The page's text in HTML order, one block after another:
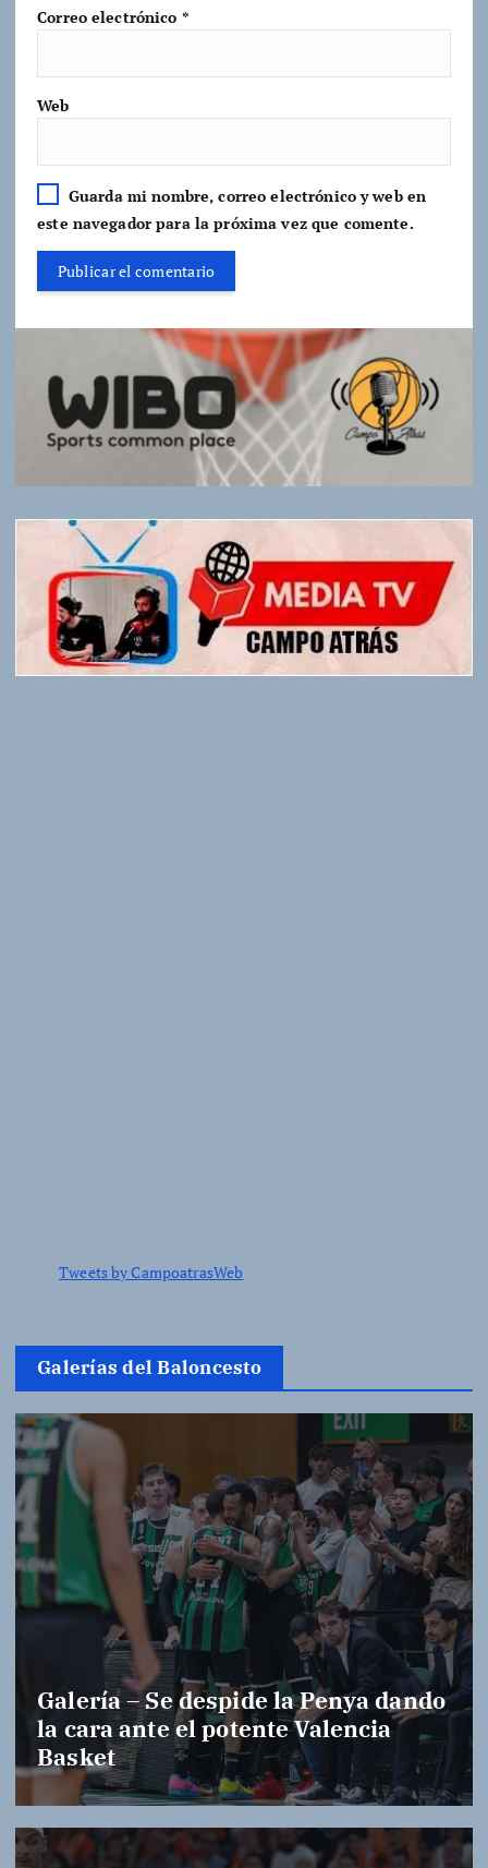
Correo electrónico *
Web
Guarda mi nombre, correo electrónico y web en
este navegador para la próxima vez que comente.
Tweets by CampoatrasWeb
Galerías del Baloncesto
Galería – Se despide la Penya dando
la cara ante el potente Valencia
Basket